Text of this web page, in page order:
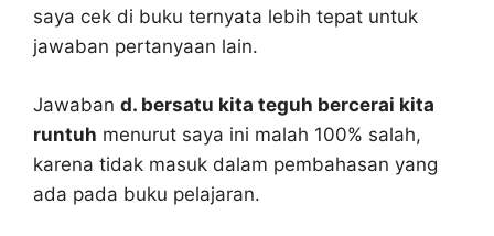
saya cek di buku ternyata lebih tepat untuk
jawaban pertanyaan lain.
Jawaban d. bersatu kita teguh bercerai kita
runtuh menurut saya ini malah 100% salah,
karena tidak masuk dalam pembahasan yang
ada pada buku pelajaran.